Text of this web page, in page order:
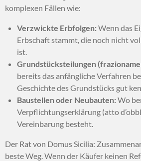
komplexen Fällen wie:
Verzwickte Erbfolgen:Wenn das
Erbschaft stammt, die noch nicht
ist.
Grundstücksteilungen
bereits das anfängliche Verfahren
Geschichte des Grundstücks gut
Baustellen oder Neubauten:Wo
Verpflichtungserklärung (atto
Vereinbarung besteht.
Der Rat von Domus Sicilia:
beste Weg. Wenn der Käufer keinen